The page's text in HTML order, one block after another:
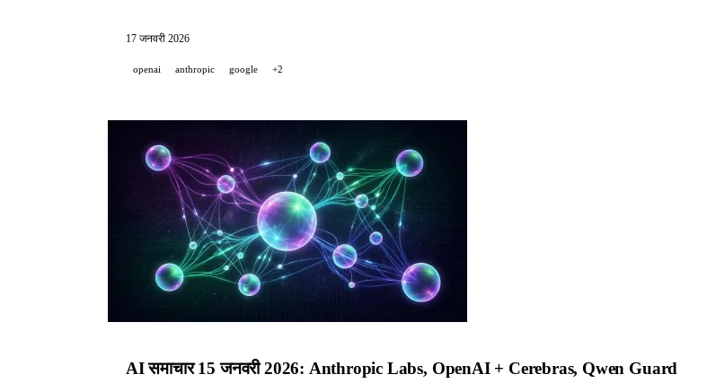
17 जनवरी 2026
openai anthropic google +2
AI समाचार 15 जनवरी 2026: Anthropic Labs, OpenAI + Cerebras, Qwen Guard